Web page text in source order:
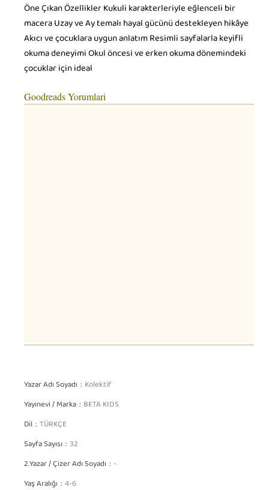
Öne Çıkan Özellikler Kukuli karakterleriyle eğlenceli bir
macera Uzay ve Ay temalı hayal gücünü destekleyen hikâye
Akıcı ve çocuklara uygun anlatım Resimli sayfalarla keyifli
okuma deneyimi Okul öncesi ve erken okuma dönemindeki
çocuklar için ideal
Goodreads Yorumlari
Yazar Adı Soyadı Kolektif
Yayınevi / Marka BETA KIDS
Dil TÜRKÇE
Sayfa Sayısı 32
2.Yazar / Çizer Adı Soyadı -
Yaş Aralığı 4-6